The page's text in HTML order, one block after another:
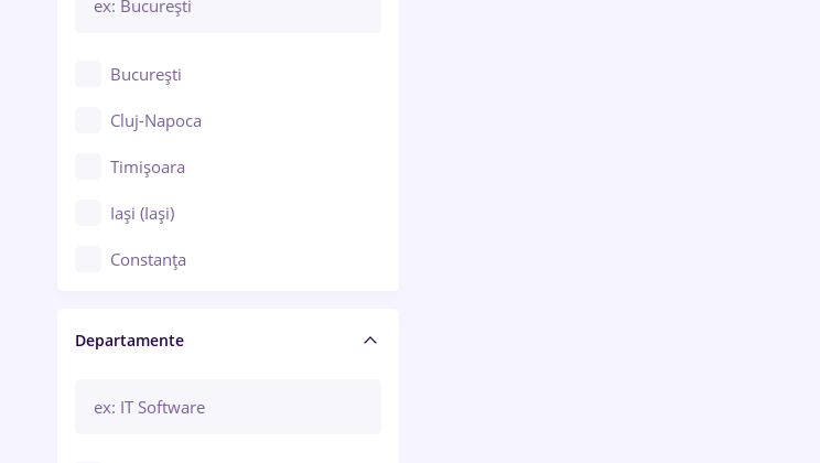
București
Cluj-Napoca
Timișoara
Iași (Iași)
Constanța
Brașov
Bacău
Departamente